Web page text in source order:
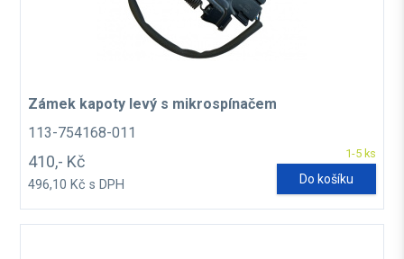
Zámek kapoty levý s mikrospínačem
113-754168-011
1-5 ks
410,- Kč
496,10 Kč s DPH Do košíku